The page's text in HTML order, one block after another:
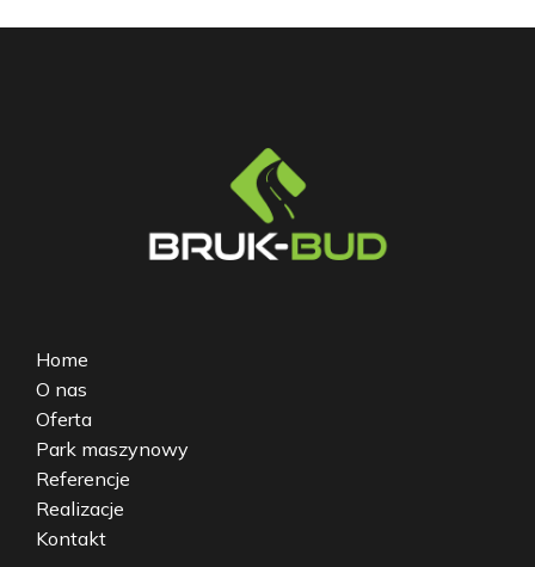
Home
O nas
Oferta
Park maszynowy
Referencje
Realizacje
Kontakt